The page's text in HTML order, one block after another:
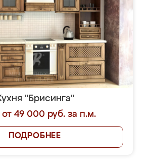
"Брисинга"
49 000 руб. за п.м.
ПОДРОБНЕЕ